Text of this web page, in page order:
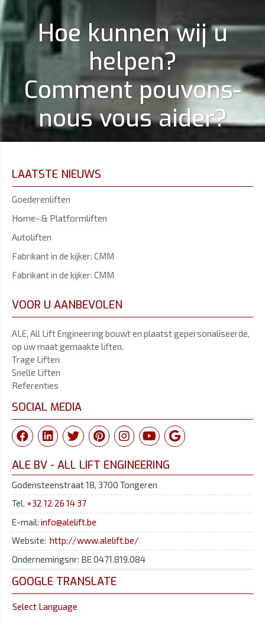
Hoe kunnen wij u
helpen?
Comment pouvons-
nous vous aider?
LAATSTE NIEUWS
Goederenliften
Home- & Platformliften
Autoliften
Fabrikant in de kijker: CMM
Fabrikant in de kijker: CMM
VOOR U AANBEVOLEN
ALE, All Lift Engineering bouwt en plaatst gepersonaliseerde,
op uw maat gemaakte liften.
Trage Liften
Snelle Liften
Referenties
SOCIAL MEDIA
ALE BV - ALL LIFT ENGINEERING
Godensteenstraat 18, 3700 Tongeren
Tel. +32 12 26 14 37
E-mail: info@alelift.be
Website: http://www.alelift.be/
Ondernemingsnr: BE 0471.819.084
GOOGLE TRANSLATE
Select Language